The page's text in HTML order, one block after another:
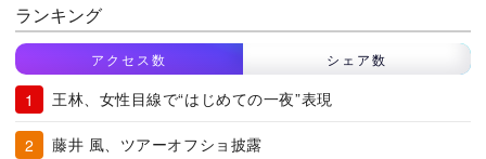
ランキング
アクセス数 シェア数
王林、女性目線で“はじめての一夜”表現
藤井 風、ツアーオフショ披露